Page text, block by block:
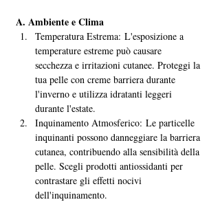
A. Ambiente e Clima
Temperatura Estrema: L'esposizione a
temperature estreme può causare
secchezza e irritazioni cutanee. Proteggi la
tua pelle con creme barriera durante
l'inverno e utilizza idratanti leggeri
durante l'estate.
Inquinamento Atmosferico: Le particelle
inquinanti possono danneggiare la barriera
cutanea, contribuendo alla sensibilità della
pelle. Scegli prodotti antiossidanti per
contrastare gli effetti nocivi
dell'inquinamento.